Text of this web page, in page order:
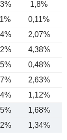
1,8%
0,11%
2,07%
4,38%
0,48%
2,63%
1,12%
1,68%
1,34%